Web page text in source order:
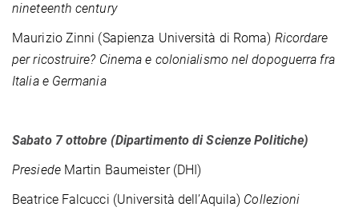
nineteenth century
Maurizio Zinni (Sapienza Università di Roma) Ricordare
per ricostruire? Cinema e colonialismo nel dopoguerra fra
Italia e Germania
Sabato 7 ottobre (Dipartimento di Scienze Politiche)
Presiede Martin Baumeister (DHI)
Beatrice Falcucci (Università dell’Aquila) Collezioni